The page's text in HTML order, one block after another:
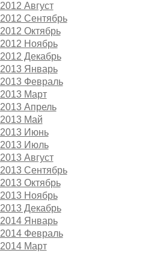
2012 Август
2012 Сентябрь
2012 Октябрь
2012 Ноябрь
2012 Декабрь
2013 Январь
2013 Февраль
2013 Март
2013 Апрель
2013 Май
2013 Июнь
2013 Июль
2013 Август
2013 Сентябрь
2013 Октябрь
2013 Ноябрь
2013 Декабрь
2014 Январь
2014 Февраль
2014 Март